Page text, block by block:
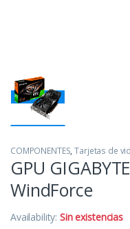
COMPONENTES,Tarjetas de
GPU
WindForce
Availability:Sin existencias